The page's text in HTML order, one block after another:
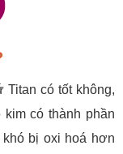
Titan có tốt không,
có thành phần
bị oxi hoá hơn